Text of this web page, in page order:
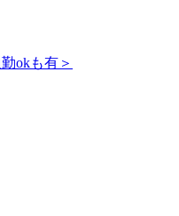
okも有＞